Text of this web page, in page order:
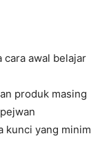
cara awal belajar
produk masing
kunci yang minim